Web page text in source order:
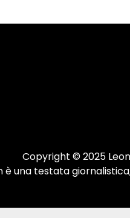
Copyright © 2025
è una testata